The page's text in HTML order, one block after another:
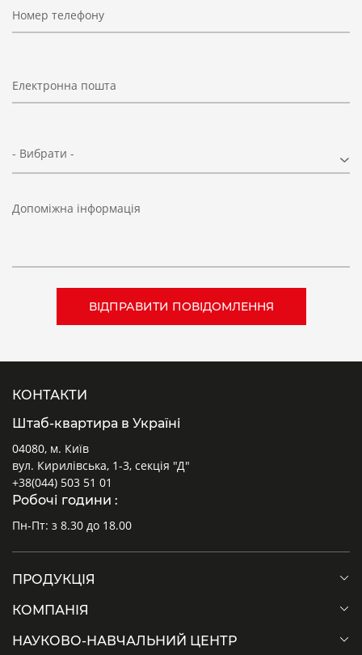
Номер телефону
Електронна пошта
- Вибрати -
Допоміжна інформація
КОНТАКТИ
Штаб-квартира в Україні
04080, м. Київ
вул. Кирилівська, 1-3, секція "Д"
+38(044) 503 51 01
Робочі години :
Пн-Пт: з 8.30 до 18.00
ПРОДУКЦІЯ
КОМПАНІЯ
НАУКОВО-НАВЧАЛЬНИЙ ЦЕНТР